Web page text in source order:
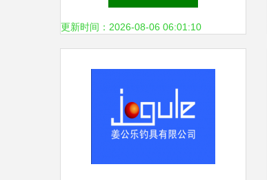
具销售迎新规
更新时间：2026-08-06 06:01:10